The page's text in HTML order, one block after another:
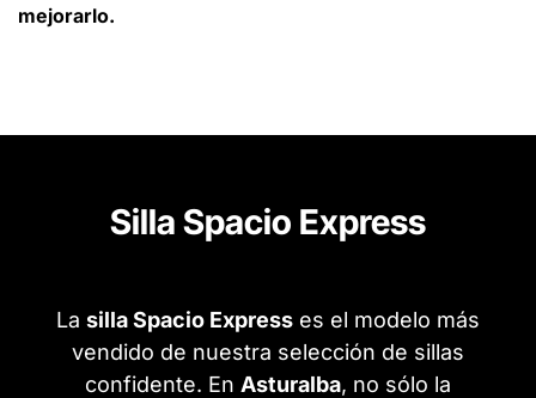
mejorarlo.
Silla Spacio Express
La silla Spacio Express es el modelo más
vendido de nuestra selección de sillas
confidente. En Asturalba, no sólo la